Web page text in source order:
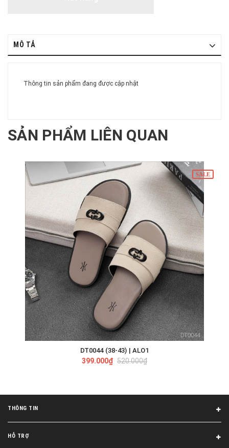
MÔ TẢ
Thông tin sản phẩm đang được cập nhật
SẢN PHẨM LIÊN QUAN
SALE
DT0044 (38-43) | ALO1
399.000₫ 520.000₫
THÔNG TIN
HỖ TRỢ